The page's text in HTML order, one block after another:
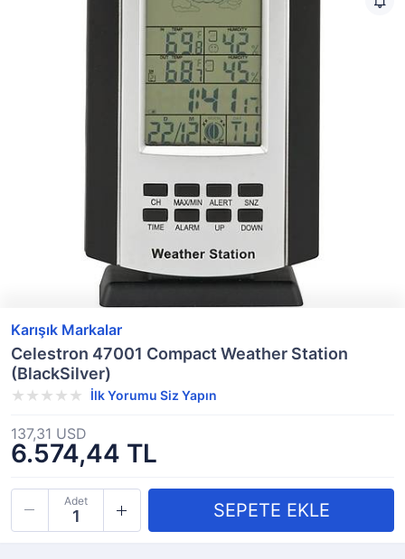
Karışık Markalar
Celestron 47001 Compact Weather Station
(BlackSilver)
İlk Yorumu Siz Yapın
6.574,44 TL
137,31 USD
Adet